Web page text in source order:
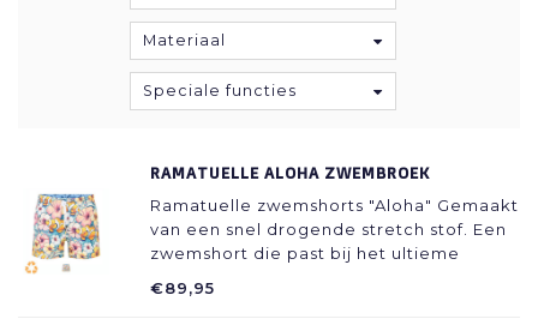
Materiaal
Speciale functies
RAMATUELLE ALOHA ZWEMBROEK
Ramatuelle zwemshorts "Aloha" Gemaakt
van een snel drogende stretch stof. Een
zwemshort die past bij het ultieme
een niet al te hoge taille en korte pijpjes
€89,95